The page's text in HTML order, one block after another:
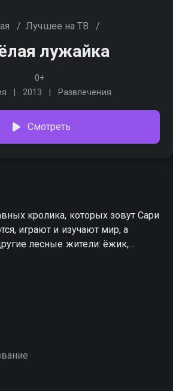
/ Лучшее на ТВ /
лужайка
0+
2013 Развлечения
Смотреть
кролика, которых зовут Сари
играют и изучают мир, а
лесные жители: ёжик,
научатся узнавать и